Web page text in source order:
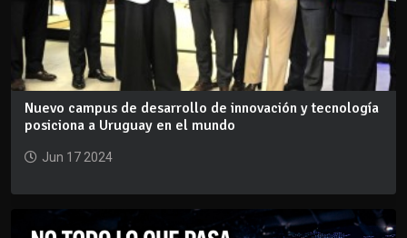
Nuevo campus de desarrollo de innovación y tecnología
posiciona a Uruguay en el mundo
Jun 17 2024